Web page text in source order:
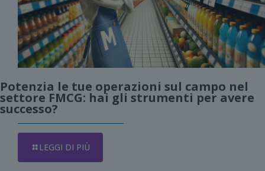
Potenzia le tue operazioni sul campo nel
settore FMCG: hai gli strumenti per avere
successo?
LEGGI DI PIÙ